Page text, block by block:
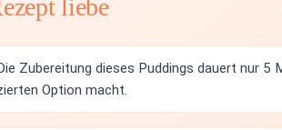
liebe
Zubereitung dieses Puddings dauert nur 5
Option macht.